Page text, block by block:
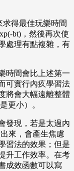
求得最佳玩樂時間
bt)，然後再次使
處理有點複雜，有
時間會比上述第一
可實行內疚學習法
將會大幅遠離整體
更小）。
發現，若是太過內
來，會產生焦慮
習法的效果；但是
升工作效率。在考
成效函數可以寫